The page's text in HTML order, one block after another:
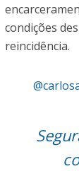
condições
reincidência.